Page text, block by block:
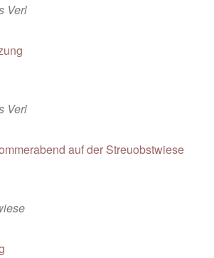
Verl
Verl
auf der Streuobstwiese